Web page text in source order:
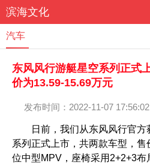
滨海文化
汽车
东风风行游艇星空系列正式
价为13.59-15.69万元
发布时间：2022-11-07 17:56:02
日前，我们从东风风行官方
系列正式上市，共两款车型，
位中型MPV，座椅采用2+2+3